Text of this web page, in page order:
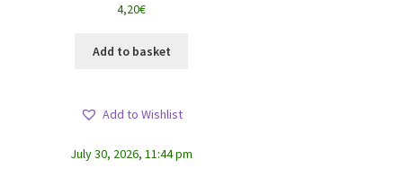
4,20€
Add to basket
Add to Wishlist
July 30, 2026, 11:44 pm